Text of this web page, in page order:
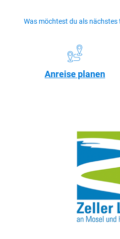
Was möchtest du als nächstes
Anreise planen